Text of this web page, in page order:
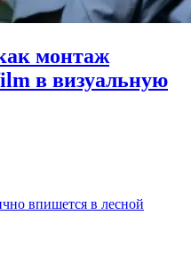
монтаж
в визуальную
впишется в лесной